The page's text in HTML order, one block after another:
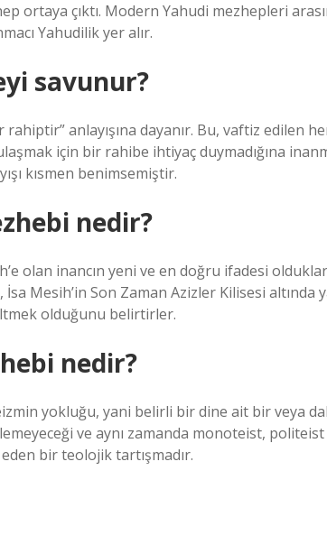
ortaya çıktı. Modern Yahudi mezhepleri
Yahudilik yer alır.
savunur?
anlayışına dayanır. Bu, vaftiz edilen
için bir rahibe ihtiyaç duymadığına
kısmen benimsemiştir.
nedir?
olan inancın yeni ve en doğru ifadesi
Mesih’in Son Zaman Azizler Kilisesi altında
olduğunu belirtirler.
nedir?
yokluğu, yani belirli bir dine ait bir veya
ve aynı zamanda monoteist,
bir teolojik tartışmadır.